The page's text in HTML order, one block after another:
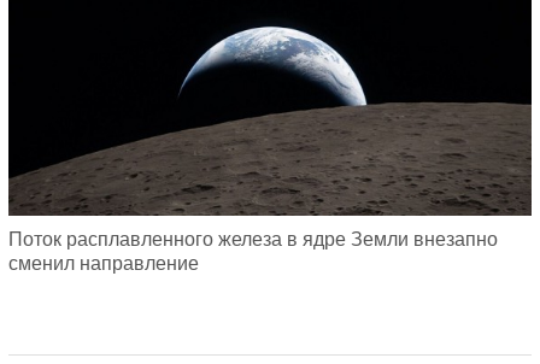
Поток расплавленного железа в ядре Земли внезапно
сменил направление